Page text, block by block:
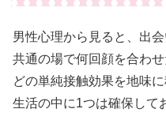
男性心理から見ると、出
共通の場で何回顔を合わ
どの単純接触効果を地味
生活の中に1つは確保して